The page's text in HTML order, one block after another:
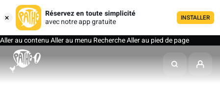
Réservez en toute simplicité
avec notre app gratuite
INSTALLER
Aller au contenuAller au menu RechercheAller au pied de page